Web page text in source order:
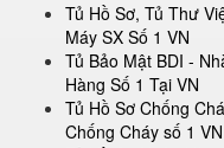
Tủ Hồ Sơ, Tủ Thư
Máy SX Số 1 VN
Tủ Bảo Mật BDI -
Hàng Số 1 Tại VN
Tủ Hồ Sơ Chống
Chống Cháy số 1 VN